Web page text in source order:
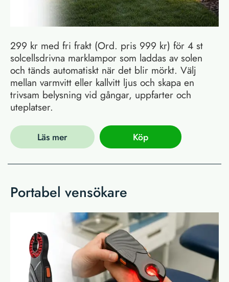
299 kr med fri frakt (Ord. pris 999 kr) för 4 st
solcellsdrivna marklampor som laddas av solen
och tänds automatiskt när det blir mörkt. Välj
mellan varmvitt eller kallvitt ljus och skapa en
trivsam belysning vid gångar, uppfarter och
uteplatser.
Läs mer Köp
Portabel vensökare